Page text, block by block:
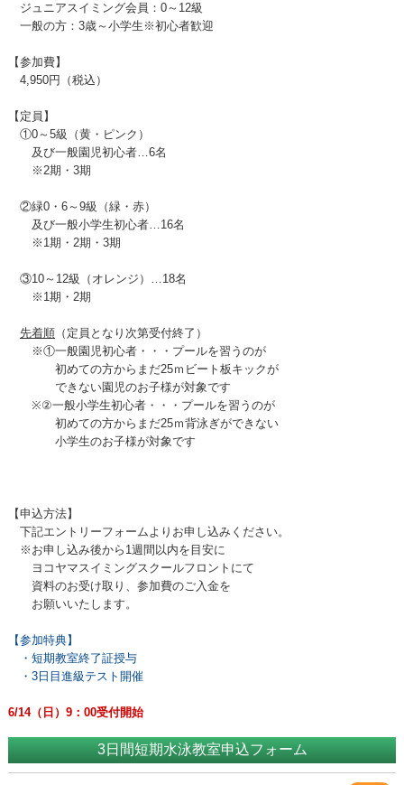
ジュニアスイミング会員：0～12級
一般の方：3歳～小学生※初心者歓迎
【参加費】
4,950円（税込）
【定員】
①0～5級（黄・ピンク）
及び一般園児初心者…6名
※2期・3期
②緑0・6～9級（緑・赤）
及び一般小学生初心者…16名
※1期・2期・3期
③10～12級（オレンジ）…18名
※1期・2期
先着順（定員となり次第受付終了）
※①一般園児初心者・・・プールを習うのが
初めての方からまだ25ｍビート板キックが
できない園児のお子様が対象です
※②一般小学生初心者・・・プールを習うのが
初めての方からまだ25ｍ背泳ぎができない
小学生のお子様が対象です
【申込方法】
下記エントリーフォームよりお申し込みください。
※お申し込み後から1週間以内を目安に
ヨコヤマスイミングスクールフロントにて
資料のお受け取り、参加費のご入金を
お願いいたします。
【参加特典】
・短期教室終了証授与
・3日目進級テスト開催
6/14（日）9：00受付開始
3日間短期水泳教室申込フォーム